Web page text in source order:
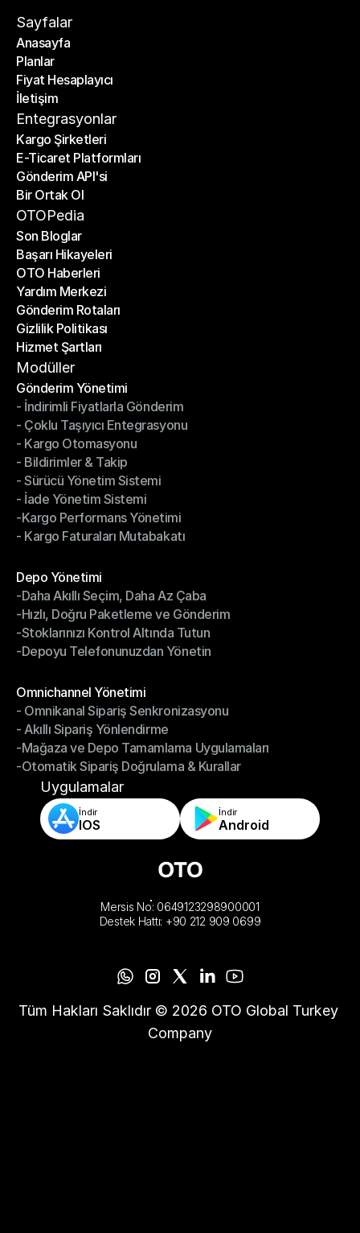
Sayfalar
Anasayfa
Anasayfa
Planlar
Planlar
Fiyat Hesaplayıcı
Fiyat Hesaplayıcı
İletişim
İletişim
Entegrasyonlar
Kargo Şirketleri
Kargo Şirketleri
E-Ticaret Platformları
E-Ticaret Platformları
Gönderim API'si
Gönderim API'si
Bir Ortak Ol
Bir Ortak Ol
OTOPedia
Son Bloglar
Son Bloglar
Başarı Hikayeleri
Başarı Hikayeleri
OTO Haberleri
OTO Haberleri
Yardım Merkezi
Yardım Merkezi
Gönderim Rotaları
Gönderim Rotaları
Gizlilik Politikası
Gizlilik Politikası
Hizmet Şartları
Hizmet Şartları
Modüller
Gönderim Yönetimi
Gönderim Yönetimi
- İndirimli Fiyatlarla Gönderim
- İndirimli Fiyatlarla Gönderim
- Çoklu Taşıyıcı Entegrasyonu
- Çoklu Taşıyıcı Entegrasyonu
- Kargo Otomasyonu
- Kargo Otomasyonu
- Bildirimler & Takip
- Bildirimler & Takip
- Sürücü Yönetim Sistemi
- Sürücü Yönetim Sistemi
- İade Yönetim Sistemi
- İade Yönetim Sistemi
-Kargo Performans Yönetimi
-Kargo Performans Yönetimi
- Kargo Faturaları Mutabakatı
Depo Yönetimi
Depo Yönetimi
-Daha Akıllı Seçim, Daha Az Çaba
-Daha Akıllı Seçim, Daha Az Çaba
-Hızlı, Doğru Paketleme ve Gönderim
-Hızlı, Doğru Paketleme ve Gönderim
-Stoklarınızı Kontrol Altında Tutun
-Stoklarınızı Kontrol Altında Tutun
-Depoyu Telefonunuzdan Yönetin
Omnichannel Yönetimi
Omnichannel Yönetimi
- Omnikanal Sipariş Senkronizasyonu
- Omnikanal Sipariş Senkronizasyonu
- Akıllı Sipariş Yönlendirme
- Akıllı Sipariş Yönlendirme
-Mağaza ve Depo Tamamlama Uygulamaları
-Mağaza ve Depo Tamamlama Uygulamaları
-Otomatik Sipariş Doğrulama & Kurallar
-Otomatik Sipariş Doğrulama & Kurallar
Uygulamalar
İndir
IOS
İndir
Android
Mersis No: 0649123298900001
Destek Hattı: +90 212 909 0699
Tüm Hakları Saklıdır © 2026 OTO Global Turkey
Company